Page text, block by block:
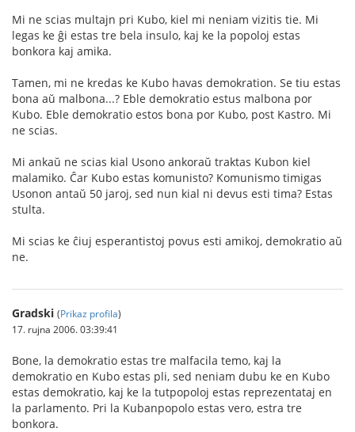
Mi ne scias multajn pri Kubo, kiel mi neniam vizitis tie. Mi
legas ke ĝi estas tre bela insulo, kaj ke la popoloj estas
bonkora kaj amika.
Tamen, mi ne kredas ke Kubo havas demokration. Se tiu estas
bona aŭ malbona...? Eble demokratio estus malbona por
Kubo. Eble demokratio estos bona por Kubo, post Kastro. Mi
ne scias.
Mi ankaŭ ne scias kial Usono ankoraŭ traktas Kubon kiel
malamiko. Ĉar Kubo estas komunisto? Komunismo timigas
Usonon antaŭ 50 jaroj, sed nun kial ni devus esti tima? Estas
stulta.
Mi scias ke ĉiuj esperantistoj povus esti amikoj, demokratio aŭ
ne.
Gradski (Prikaz profila)
17. rujna 2006. 03:39:41
Bone, la demokratio estas tre malfacila temo, kaj la
demokratio en Kubo estas pli, sed neniam dubu ke en Kubo
estas demokratio, kaj ke la tutpopoloj estas reprezentataj en
la parlamento. Pri la Kubanpopolo estas vero, estra tre
bonkora.